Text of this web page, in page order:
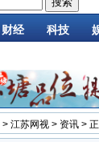
财经 科技
> 江苏网视 > 资讯 >